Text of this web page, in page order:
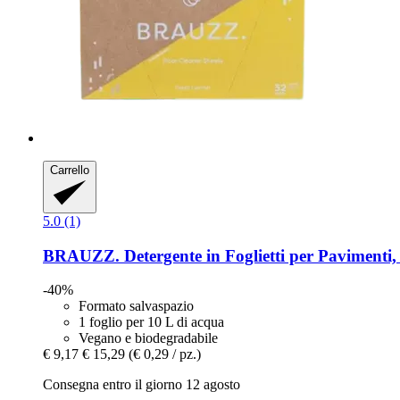
Carrello
5.0 (1)
BRAUZZ. Detergente in Foglietti per Pavimenti,
-40%
Formato salvaspazio
1 foglio per 10 L di acqua
Vegano e biodegradabile
€ 9,17 € 15,29 (€ 0,29 / pz.)
Consegna entro il giorno 12 agosto